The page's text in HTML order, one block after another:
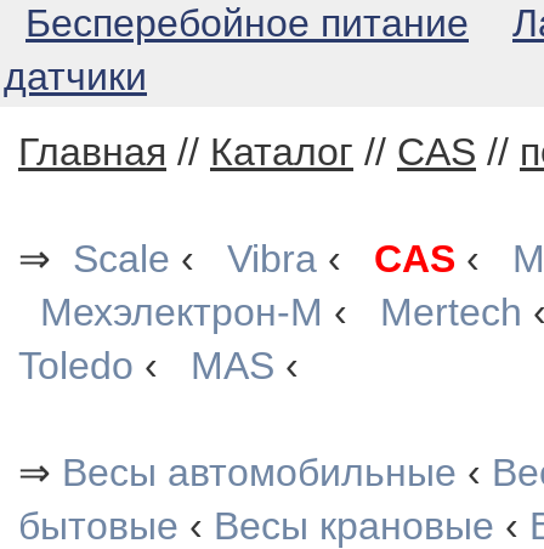
Бесперебойное питание
датчики
Главная // Каталог // CAS //
⇒ Scale ‹ Vibra ‹ CAS ‹
Мехэлектрон-М ‹ Mertech
Toledo ‹ MAS ‹
⇒ Весы автомобильные ‹
бытовые ‹ Весы крановые ‹